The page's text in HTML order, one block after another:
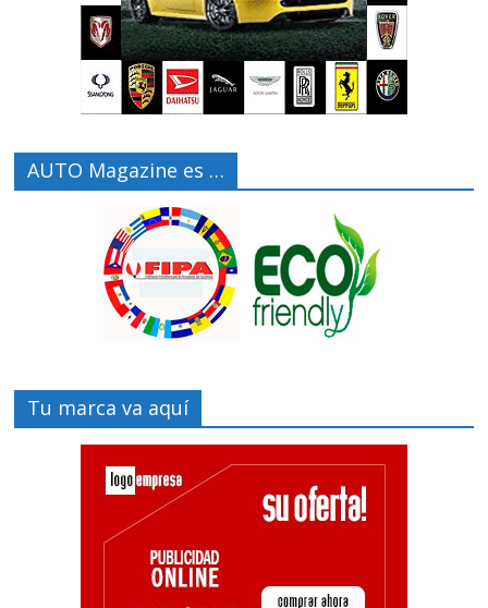
AUTO Magazine es …
Tu marca va aquí